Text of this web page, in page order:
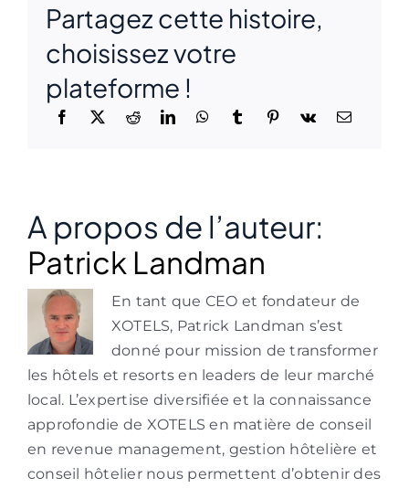
Partagez cette histoire,
choisissez votre
plateforme !
A propos de l’auteur:
Patrick Landman
En tant que CEO et fondateur de
XOTELS, Patrick Landman s’est
donné pour mission de transformer
les hôtels et resorts en leaders de leur marché
local. L’expertise diversifiée et la connaissance
approfondie de XOTELS en matière de conseil
en revenue management, gestion hôtelière et
conseil hôtelier nous permettent d’obtenir des